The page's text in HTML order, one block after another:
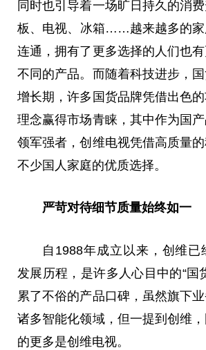
同时也引导着一场旷日持久的消费
板、电视、冰箱……越来越多的家
连通，拥有了更多选择的人们也
不同的产品。而随着科技进步，
增长期，许多国货品牌凭借出色
理念赢得市场青睐，其中作为国
领军强者，创维电视凭借高质量
不少国人家庭的优质选择。
严苛对待细节质量始终如一
自1988年成立以来，创维
发展历程，是许多人心目中的“国
累了不俗的产品口碑，虽然旗下
诸多智能化领域，但一提到创维
的更多是创维电视。